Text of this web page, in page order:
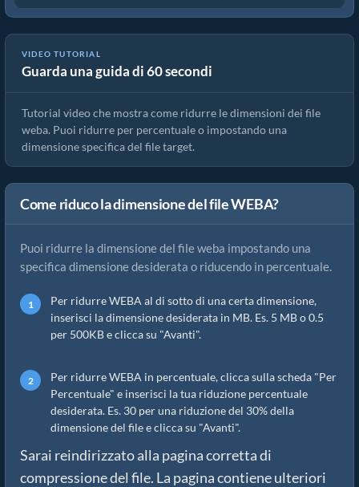
VIDEO TUTORIAL
Guarda una guida di 60 secondi
Guida del compressore weba | Ridurre le dimensioni dei file weba
Tutorial video che mostra come ridurre le dimensioni dei file
weba. Puoi ridurre per percentuale o impostando una
dimensione specifica del file target.
Come riduco la dimensione del file WEBA?
Puoi ridurre la dimensione del file weba impostando una
specifica dimensione desiderata o riducendo in percentuale.
Per ridurre WEBA al di sotto di una certa dimensione,
inserisci la dimensione desiderata in MB. Es. 5 MB o 0.5
per 500KB e clicca su "Avanti".
Per ridurre WEBA in percentuale, clicca sulla scheda "Per
Percentuale" e inserisci la tua riduzione percentuale
desiderata. Es. 30 per una riduzione del 30% della
dimensione del file e clicca su "Avanti".
Sarai reindirizzato alla pagina corretta di
compressione del file. La pagina contiene ulteriori